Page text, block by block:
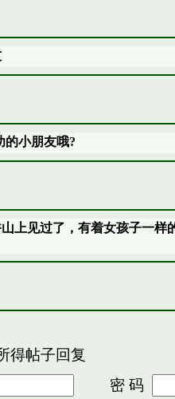
的小朋友哦?
上见过了，有着女孩子一样
得帖子回复
密 码